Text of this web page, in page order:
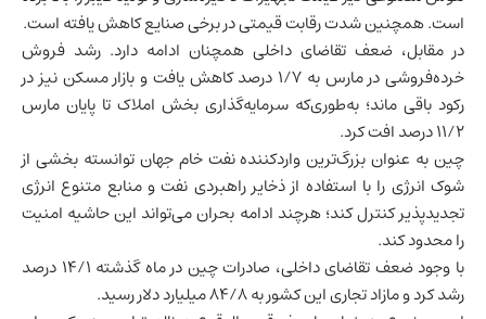
است. همچنین شدت رقابت قیمتی در برخی صنایع کاهش یافته است.
در مقابل، ضعف تقاضای داخلی همچنان ادامه دارد. رشد فروش
خرده‌فروشی
در مارس به ۱/۷ درصد کاهش یافت و بازار مسکن نیز در
رکود باقی ماند؛ به‌طوری‌که سرمایه‌گذاری بخش املاک تا پایان مارس
۱۱/۲ درصد افت کرد.
چین به عنوان بزرگ‌ترین واردکننده نفت خام جهان توانسته بخشی از
شوک انرژی را با استفاده از ذخایر راهبردی نفت و منابع متنوع انرژی
تجدیدپذیر کنترل کند؛ هرچند ادامه بحران می‌تواند این حاشیه امنیت
را محدود کند.
با وجود ضعف تقاضای داخلی، صادرات چین در ماه گذشته ۱۴/۱ درصد
رشد کرد و مازاد تجاری این کشور به ۸۴/۸ میلیارد دلار رسید.